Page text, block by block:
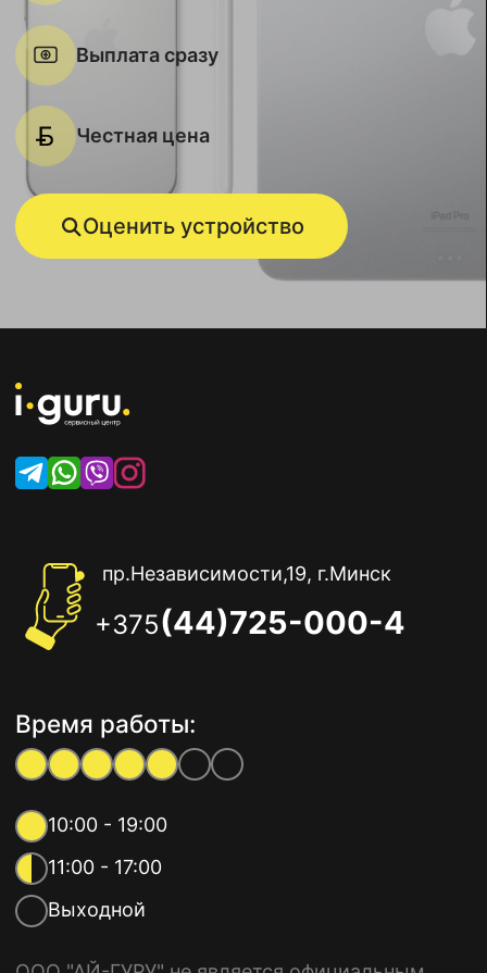
Выплата сразу
Честная цена
Оценить устройство
пр.Независимости,19, г.Минск
+375(44)725-000-4
Время работы:
10:00 - 19:00
11:00 - 17:00
Выходной